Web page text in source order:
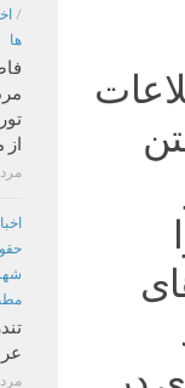
نواختن
/
ها
مرداد
مرداد